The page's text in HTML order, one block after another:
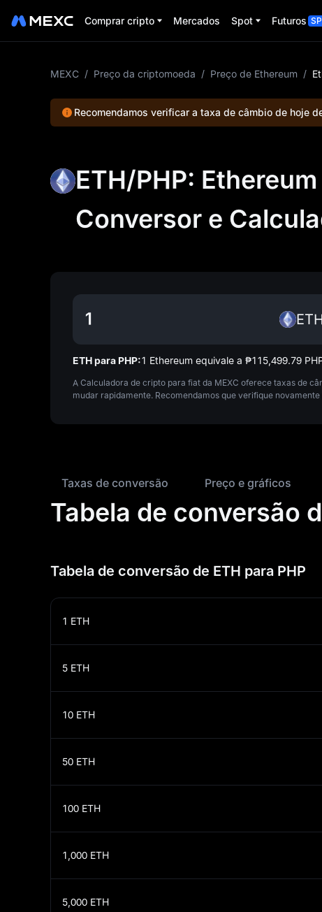
Comprar cripto Mercados Spot Futuros
MEXC / Preço da criptomoeda / Preço de Ethereum /
Recomendamos verificar a taxa de câmbio de hoje
ETH/PHP:
Conversor e
ETH
ETH para PHP:1 Ethereum equivale a ₱‎115,499.79
A Calculadora de cripto para fiat da MEXC oferece taxas de
mudar rapidamente. Recomendamos que verifique
Taxas de conversão Preço e gráficos
Tabela de conversão
Tabela de conversão de ETH para PHP
1 ETH
5 ETH
10 ETH
50 ETH
100 ETH
1,000 ETH
5,000 ETH